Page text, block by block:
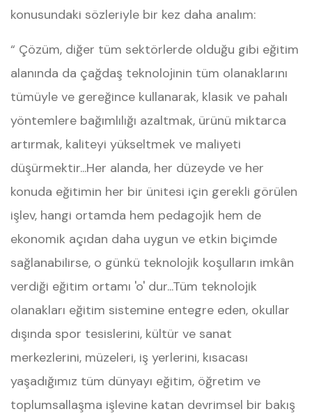
konusundaki sözleriyle bir kez daha analım:
“ Çözüm, diğer tüm sektörlerde olduğu gibi eğitim
alanında da çağdaş teknolojinin tüm olanaklarını
tümüyle ve gereğince kullanarak, klasik ve pahalı
yöntemlere bağımlılığı azaltmak, ürünü miktarca
artırmak, kaliteyi yükseltmek ve maliyeti
düşürmektir...Her alanda, her düzeyde ve her
konuda eğitimin her bir ünitesi için gerekli görülen
işlev, hangi ortamda hem pedagojik hem de
ekonomik açıdan daha uygun ve etkin biçimde
sağlanabilirse, o günkü teknolojik koşulların imkân
verdiği eğitim ortamı 'o' dur...Tüm teknolojik
olanakları eğitim sistemine entegre eden, okullar
dışında spor tesislerini, kültür ve sanat
merkezlerini, müzeleri, iş yerlerini, kısacası
yaşadığımız tüm dünyayı eğitim, öğretim ve
toplumsallaşma işlevine katan devrimsel bir bakış